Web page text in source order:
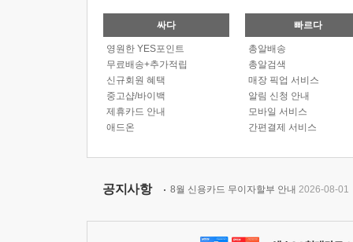
싸다
영원한 YES포인트
무료배송+추가적립
신규회원 혜택
중고샵/바이백
제휴카드 안내
애드온
빠르다
총알배송
총알검색
매장 픽업 서비스
알림 신청 안내
모바일 서비스
간편결제 서비스
공지사항 8월 신용카드 무이자할부 안내 2026-08-01